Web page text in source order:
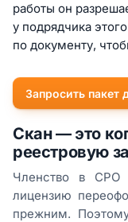
работы он
у подрядчика
по документу,
Запросить пакет
Скан — это
реестровую
Членство в СРО
лицензию
прежним.